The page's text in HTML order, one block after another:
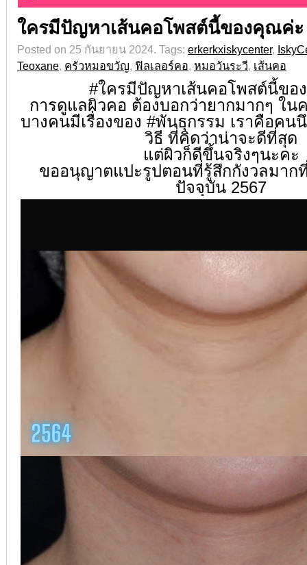
ใครมีปัญหาเส้นคอโพสต์นี้ของคุณค่
Posted on 25 กันยายน 2024. Tags: erkerkxiskycenter,
Teoxane, ครัวหมอขวัญ, ฟิลเลอร์คอ, หมอวันระวี, เส้นคอ
#ใครมีปัญหาเส้นคอโพสต์นี้ขอ
การดูแลผิวคอ ต้องบอกว่ายากมากๆ ใน
บางคนมีเรื่องของ #พันธุกรรม เราคือคน
วิธี ที่คิดว่าน่าจะดีที่สุด
แต่ผิวก็ดีขึ้นจริงๆนะคะ
ขออนุญาตแปะรูปตอนที่รู้สึกกังวลมาก
ปัจจุบัน 2567